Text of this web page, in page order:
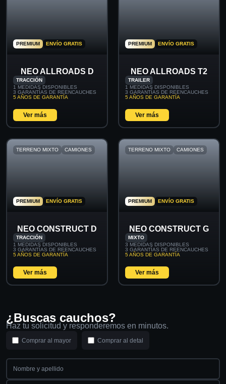
PREMIUM ENVÍO GRATIS
NEO ALLROADS D
TRACCIÓN
1 MEDIDAS DISPONIBLES
3 GARANTÍAS DE REENCAUCHES
5 AÑOS DE GARANTÍA
Ver más
PREMIUM ENVÍO GRATIS
NEO ALLROADS T2
TRAILER
1 MEDIDAS DISPONIBLES
3 GARANTÍAS DE REENCAUCHES
5 AÑOS DE GARANTÍA
Ver más
TERRENO MIXTO CAMIONES
PREMIUM ENVÍO GRATIS
NEO CONSTRUCT D
TRACCIÓN
1 MEDIDAS DISPONIBLES
3 GARANTÍAS DE REENCAUCHES
5 AÑOS DE GARANTÍA
Ver más
TERRENO MIXTO CAMIONES
PREMIUM ENVÍO GRATIS
NEO CONSTRUCT G
MIXTO
3 MEDIDAS DISPONIBLES
3 GARANTÍAS DE REENCAUCHES
5 AÑOS DE GARANTÍA
Ver más
¿Buscas cauchos?
Haz tu solicitud y responderemos en minutos.
Comprar al mayor Comprar al detal